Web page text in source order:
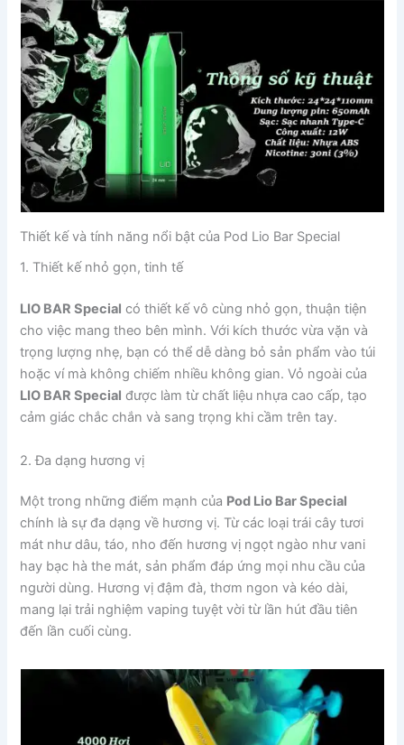
Thiết kế và tính năng nổi bật của Pod Lio Bar Special
1. Thiết kế nhỏ gọn, tinh tế
LIO BAR Special có thiết kế vô cùng nhỏ gọn, thuận tiện
cho việc mang theo bên mình. Với kích thước vừa vặn và
trọng lượng nhẹ, bạn có thể dễ dàng bỏ sản phẩm vào túi
hoặc ví mà không chiếm nhiều không gian. Vỏ ngoài của
LIO BAR Special được làm từ chất liệu nhựa cao cấp, tạo
cảm giác chắc chắn và sang trọng khi cầm trên tay.
2. Đa dạng hương vị
Một trong những điểm mạnh của Pod Lio Bar Special
chính là sự đa dạng về hương vị. Từ các loại trái cây tươi
mát như dâu, táo, nho đến hương vị ngọt ngào như vani
hay bạc hà the mát, sản phẩm đáp ứng mọi nhu cầu của
người dùng. Hương vị đậm đà, thơm ngon và kéo dài,
mang lại trải nghiệm vaping tuyệt vời từ lần hút đầu tiên
đến lần cuối cùng.